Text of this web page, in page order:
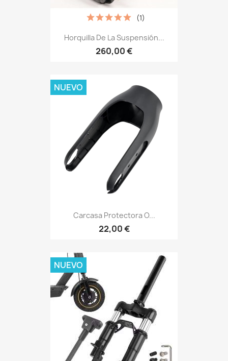
Horquilla De La Suspensión...
260,00 €
(1)
Carcasa Protectora O...
22,00 €
NUEVO
NUEVO